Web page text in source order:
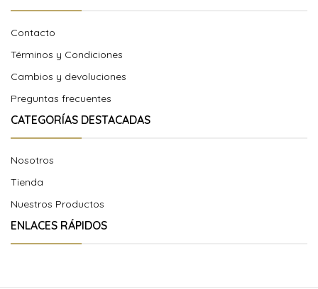
Contacto
Términos y Condiciones
Cambios y devoluciones
Preguntas frecuentes
CATEGORÍAS DESTACADAS
Nosotros
Tienda
Nuestros Productos
ENLACES RÁPIDOS